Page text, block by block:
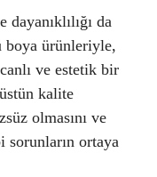
da
ürünleriyle,
ve estetik bir
kalite
olmasını ve
sorunların ortaya